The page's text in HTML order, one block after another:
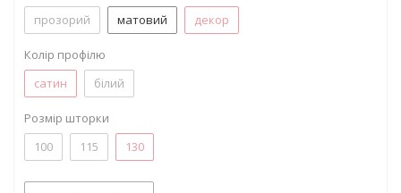
прозорий
матовий декор
Колір профілю
сатин
білий
Розмір шторки
100
115 130